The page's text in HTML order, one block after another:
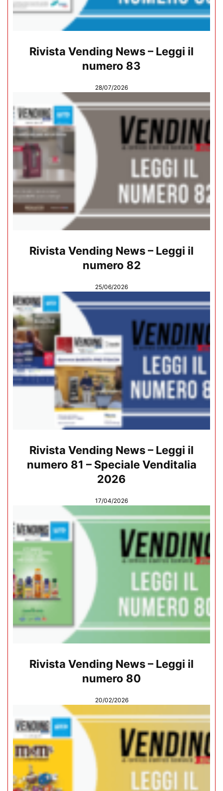
Rivista Vending News – Leggi il
numero 83
28/07/2026
Rivista Vending News – Leggi il
numero 82
25/06/2026
Rivista Vending News – Leggi il
numero 81 – Speciale Venditalia
2026
17/04/2026
Rivista Vending News – Leggi il
numero 80
20/02/2026